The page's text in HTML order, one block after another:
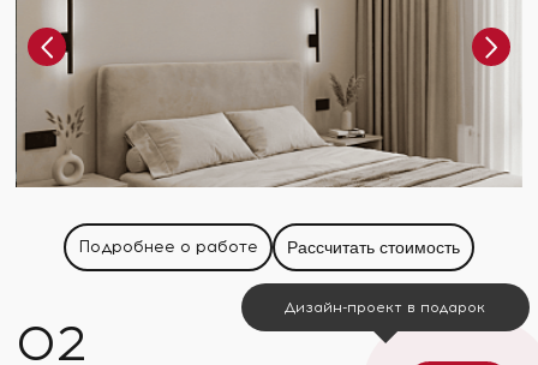
Подробнее о работе Рассчитать стоимость
Дизайн-проект в подарок